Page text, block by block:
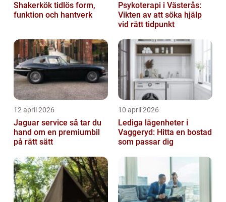
Shakerkök tidlös form,
funktion och hantverk
Psykoterapi i Västerås:
Vikten av att söka hjälp
vid rätt tidpunkt
12 april 2026
Jaguar service så tar du
hand om en premiumbil
på rätt sätt
10 april 2026
Lediga lägenheter i
Vaggeryd: Hitta en bostad
som passar dig